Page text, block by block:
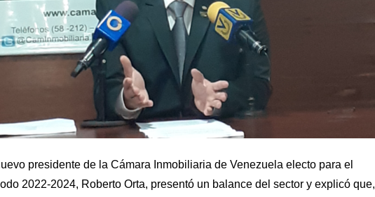
presidente de la Cámara Inmobiliaria de Venezuela electo para el
2022-2024, Roberto Orta, presentó un balance del sector y explicó que,